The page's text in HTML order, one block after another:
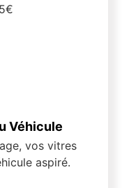
Véhicule
vos vitres
aspiré.